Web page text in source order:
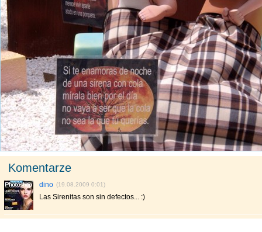
Komentarze
dino (19.08.2009 0:01)
Las Sirenitas son sin defectos... :)